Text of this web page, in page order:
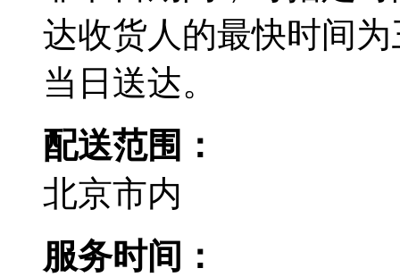
达收货人的最快时间
当日送达。
配送范围：
北京市内
服务时间：